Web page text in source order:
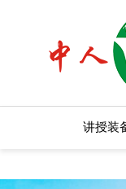
欧美激情一
讲授装